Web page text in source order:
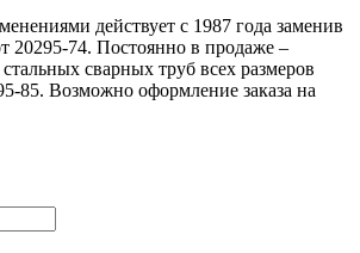
действует с 1987 года заменив
20295-74. Постоянно в продаже –
сварных труб всех размеров
85. Возможно оформление заказа на